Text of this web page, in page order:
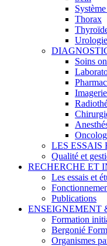
Thorax
Urologie
Soins
LES ESSAIS
Qualité et
RECHERCHE ET
Les essais et
Publications
ENSEIGNEMENT
Formation
Bergonié
Organismes